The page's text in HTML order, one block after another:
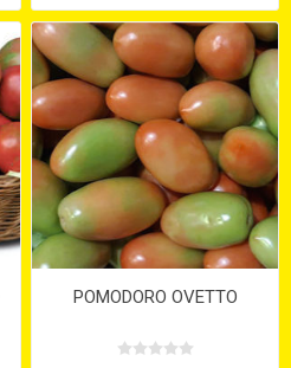
POMODORO OVETTO